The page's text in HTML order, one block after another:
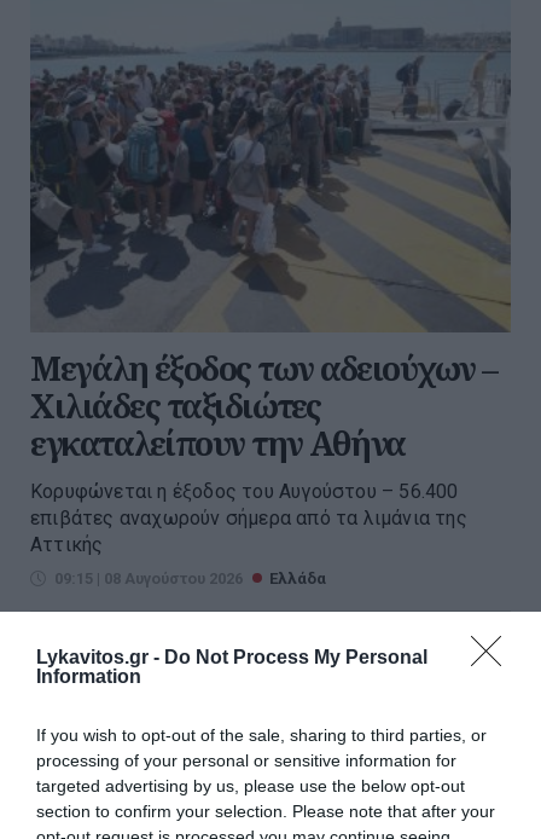
Lykavitos.gr - Do Not Process My Personal
Information
If you wish to opt-out of the sale, sharing to third parties, or
processing of your personal or sensitive information for
targeted advertising by us, please use the below opt-out
section to confirm your selection. Please note that after your
Μεγάλη έξοδος των αδειούχων –
Χιλιάδες ταξιδιώτες
εγκαταλείπουν την Αθήνα
Κορυφώνεται η έξοδος του Αυγούστου – 56.400
επιβάτες αναχωρούν σήμερα από τα λιμάνια της
Αττικής
09:15 | 08 Αυγούστου 2026 Ελλάδα